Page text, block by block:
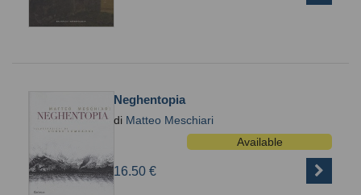
Neghentopia
di Matteo Meschiari
Available
16.50 €